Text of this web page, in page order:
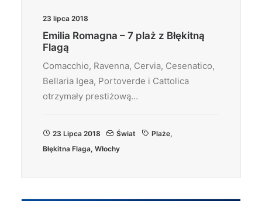
23 lipca 2018
Emilia Romagna – 7 plaż z Błękitną
Flagą
Comacchio, Ravenna, Cervia, Cesenatico,
Bellaria Igea, Portoverde i Cattolica
otrzymały prestiżową…
23 Lipca 2018 Świat Plaże,
Błękitna Flaga, Włochy